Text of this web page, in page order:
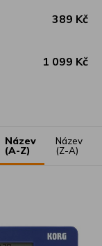
389 Kč
1 099 Kč
Název
(A-Z)
Název
(Z-A)